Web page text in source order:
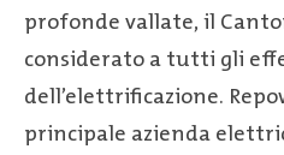
profonde vallate, il
considerato a tutti gli
dell’elettrificazione.
principale azienda